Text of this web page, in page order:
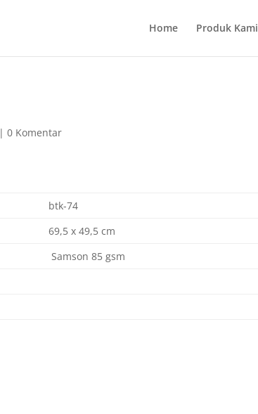
Home Produk Kami
|0 Komentar
btk-74
69,5 x 49,5 cm
Samson 85 gsm